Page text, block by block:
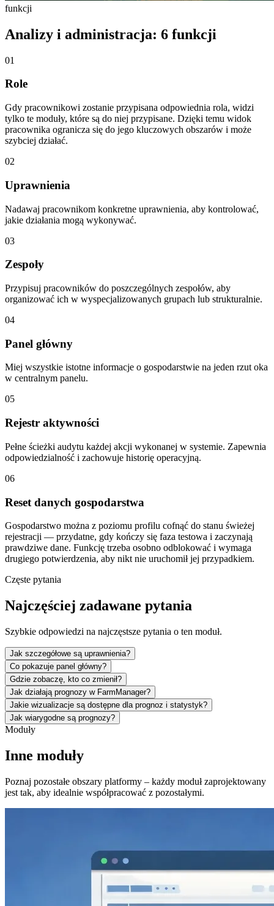
funkcji
Analizy i administracja: 6 funkcji
01
Role
Gdy pracownikowi zostanie przypisana odpowiednia rola, widzi
tylko te moduły, które są do niej przypisane. Dzięki temu widok
pracownika ogranicza się do jego kluczowych obszarów i może
szybciej działać.
02
Uprawnienia
Nadawaj pracownikom konkretne uprawnienia, aby kontrolować,
jakie działania mogą wykonywać.
03
Zespoły
Przypisuj pracowników do poszczególnych zespołów, aby
organizować ich w wyspecjalizowanych grupach lub strukturalnie.
04
Panel główny
Miej wszystkie istotne informacje o gospodarstwie na jeden rzut oka
w centralnym panelu.
05
Rejestr aktywności
Pełne ścieżki audytu każdej akcji wykonanej w systemie. Zapewnia
odpowiedzialność i zachowuje historię operacyjną.
06
Reset danych gospodarstwa
Gospodarstwo można z poziomu profilu cofnąć do stanu świeżej
rejestracji — przydatne, gdy kończy się faza testowa i zaczynają
prawdziwe dane. Funkcję trzeba osobno odblokować i wymaga
drugiego potwierdzenia, aby nikt nie uruchomił jej przypadkiem.
Częste pytania
Najczęściej zadawane pytania
Szybkie odpowiedzi na najczęstsze pytania o ten moduł.
Jak szczegółowe są uprawnienia?
Co pokazuje panel główny?
Gdzie zobaczę, kto co zmienił?
Jak działają prognozy w FarmManager?
Jakie wizualizacje są dostępne dla prognoz i statystyk?
Jak wiarygodne są prognozy?
Moduły
Inne moduły
Poznaj pozostałe obszary platformy – każdy moduł zaprojektowany
jest tak, aby idealnie współpracować z pozostałymi.